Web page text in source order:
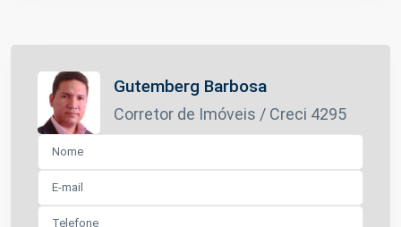
Gutemberg Barbosa
Corretor de Imóveis / Creci 4295